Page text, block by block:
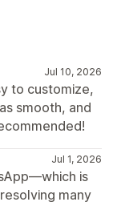
Jul 10, 2026
to customize,
smooth, and
Jul 1, 2026
is
many